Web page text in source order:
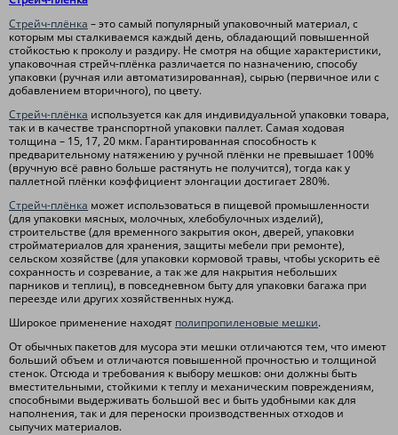
Стрейч-плёнка – это самый популярный упаковочный материал, с
которым мы сталкиваемся каждый день, обладающий повышенной
стойкостью к проколу и раздиру. Не смотря на общие характеристики,
упаковочная стрейч-плёнка различается по назначению, способу
упаковки (ручная или автоматизированная), сырью (первичное или с
добавлением вторичного), по цвету.
Стрейч-плёнка используется как для индивидуальной упаковки товара,
так и в качестве транспортной упаковки паллет. Самая ходовая
толщина – 15, 17, 20 мкм. Гарантированная способность к
предварительному натяжению у ручной плёнки не превышает 100%
(вручную всё равно больше растянуть не получится), тогда как у
паллетной плёнки коэффициент элонгации достигает 280%.
Стрейч-плёнка может использоваться в пищевой промышленности
(для упаковки мясных, молочных, хлебобулочных изделий),
строительстве (для временного закрытия окон, дверей, упаковки
стройматериалов для хранения, защиты мебели при ремонте),
сельском хозяйстве (для упаковки кормовой травы, чтобы ускорить её
сохранность и созревание, а так же для накрытия небольших
парников и теплиц), в повседневном быту для упаковки багажа при
переезде или других хозяйственных нужд.
Широкое применение находят полипропиленовые мешки.
От обычных пакетов для мусора эти мешки отличаются тем, что имеют
больший объем и отличаются повышенной прочностью и толщиной
стенок. Отсюда и требования к выбору мешков: они должны быть
вместительными, стойкими к теплу и механическим повреждениям,
способными выдерживать большой вес и быть удобными как для
наполнения, так и для переноски производственных отходов и
сыпучих материалов.